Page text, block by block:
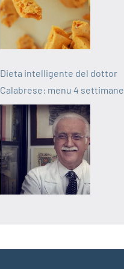
Dieta intelligente del dottor
Calabrese: menu 4 settimane